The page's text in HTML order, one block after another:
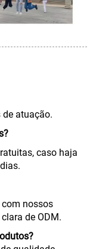
atuação.
caso haja
com nossos
de ODM.